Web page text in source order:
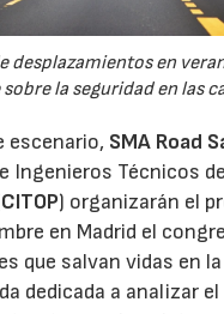
desplazamientos en
la seguridad en las
escenario, SMA Road
Ingenieros Técnicos
CITOP) organizarán el
en Madrid el
que salvan vidas en
dedicada a analizar el